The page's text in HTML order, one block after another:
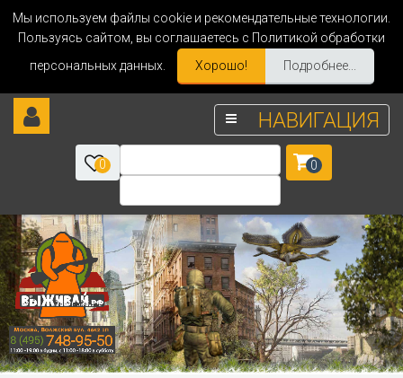
Мы используем файлы cookie и рекомендательные технологии.
Пользуясь сайтом, вы соглашаетесь с Политикой обработки
персональных данных.
Хорошо! Подробнее...
НАВИГАЦИЯ
0 0